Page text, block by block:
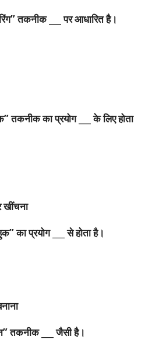
तकनीक ___परआधारितहै।
तकनीककाप्रयोग ___केलिएहोता
खींचना
काप्रयोग ___सेहोताहै।
तकनीक ___जैसीहै।